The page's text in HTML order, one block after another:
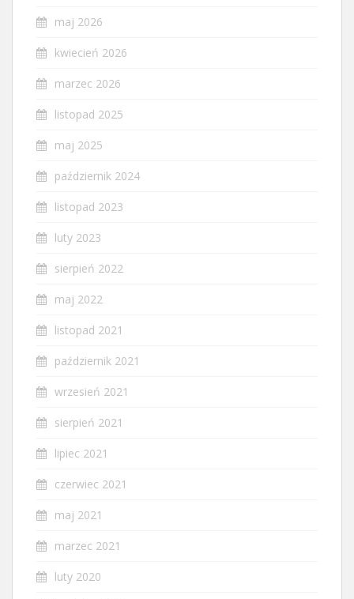
maj 2026
kwiecień 2026
marzec 2026
listopad 2025
maj 2025
październik 2024
listopad 2023
luty 2023
sierpień 2022
maj 2022
listopad 2021
październik 2021
wrzesień 2021
sierpień 2021
lipiec 2021
czerwiec 2021
maj 2021
marzec 2021
luty 2020